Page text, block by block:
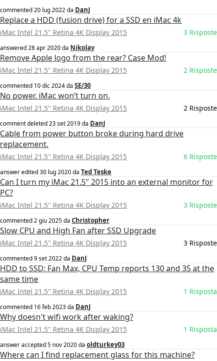
commented20 lug 2022da DanJ
Replace a HDD (fusion drive) for a SSD en iMac 4k
iMac Intel 21.5" Retina 4K Display 2015 3 Risposte
answered28 apr 2020da Nikolay
Remove Apple logo from the rear? Case Mod!
iMac Intel 21.5" Retina 4K Display 2015 2 Risposte
commented 10 dic 2024da SE/30
No power. iMac won’t turn on.
iMac Intel 21.5" Retina 4K Display 2015 2 Risposte
comment deleted23 set 2019da DanJ
Cable from power button broke during hard drive
replacement.
iMac Intel 21.5" Retina 4K Display 2015 6 Risposte
answer edited30 lug 2020da Ted Teske
Can I turn my iMac 21.5" 2015 into an external monitor for
PC?
iMac Intel 21.5" Retina 4K Display 2015 3 Risposte
commented2 giu 2025da Christopher
Slow CPU and High Fan after SSD Upgrade
iMac Intel 21.5" Retina 4K Display 2015 3 Risposte
commented9 set 2022da DanJ
HDD to SSD: Fan Max, CPU Temp reports 130 and 35 at the
same time
iMac Intel 21.5" Retina 4K Display 2015 1 Risposta
commented 16 feb 2023da DanJ
Why doesn't wifi work after waking?
iMac Intel 21.5" Retina 4K Display 2015 1 Risposta
answer accepted5 nov 2020da oldturkey03
Where can I find replacement glass for this machine?